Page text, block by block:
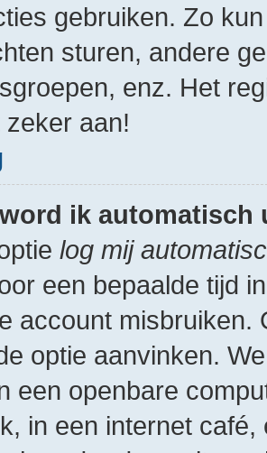
gebruiken. Zo
sturen, andere
enz. Het
aan!
ik automatisch
log mij
een bepaalde tijd
account misbruiken.
optie aanvinken.
een openbare
in een internet